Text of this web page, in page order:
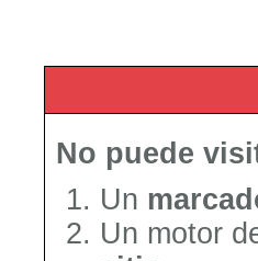
No puede
Un
Un motor